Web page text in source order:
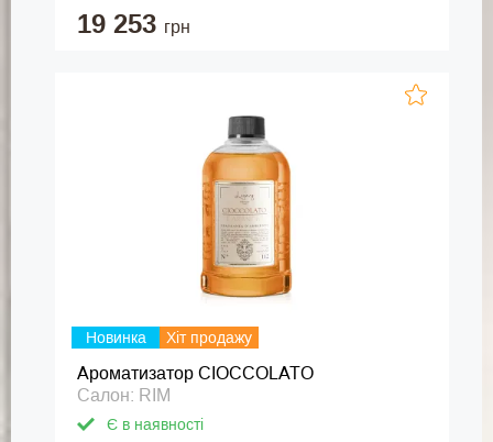
19 253 грн
Новинка Хіт продажу
Ароматизатор CIOCCOLATO
Салон: RIM
Є в наявності